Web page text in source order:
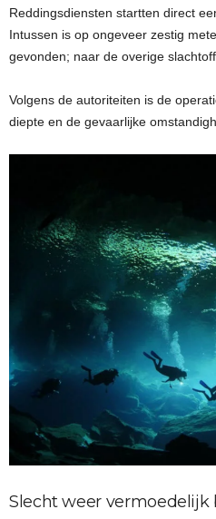
Reddingsdiensten startten direct
Intussen is op ongeveer zestig
gevonden; naar de overige
Volgens de autoriteiten is de
diepte en de gevaarlijke
Slecht weer